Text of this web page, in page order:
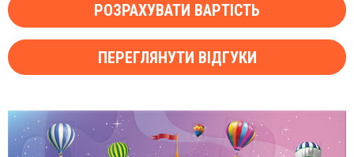
РОЗРАХУВАТИ ВАРТІСТЬ
ПЕРЕГЛЯНУТИ ВІДГУКИ